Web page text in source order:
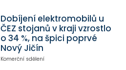
Dobíjení elektromobilů u
ČEZ stojanů v kraji vzrostlo
o 34 %, na špici poprvé
Nový Jičín
Komerční sdělení